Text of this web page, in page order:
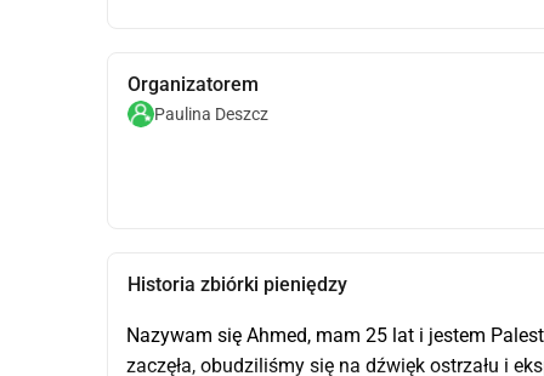
Organizatorem
Paulina Deszcz
Historia zbiórki pieniędzy
Nazywam się Ahmed, mam 25 lat i jestem
zaczęła, obudziliśmy się na dźwięk ostrzału i